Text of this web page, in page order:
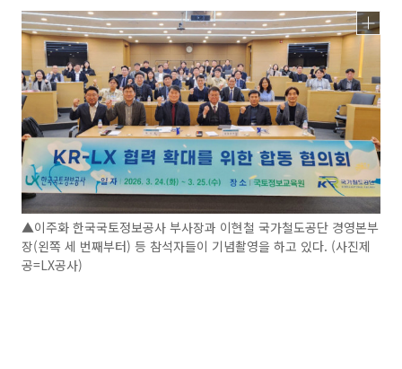
▲이주화 한국국토정보공사 부사장과 이현철 국가철도공단 경영본부
장(왼쪽 세 번째부터) 등 참석자들이 기념촬영을 하고 있다. (사진제
공=LX공사)